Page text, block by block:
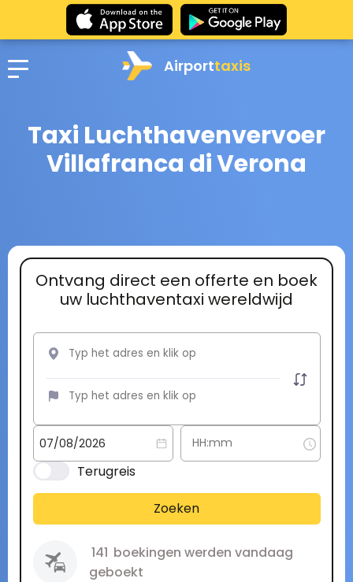
Airporttaxis
Taxi Luchthavenvervoer
Villafranca di Verona
Ontvang direct een offerte en boek
uw luchthaventaxi wereldwijd
Terugreis
Zoeken
141 boekingen werden vandaag
geboekt